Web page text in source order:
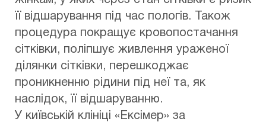
її відшарування під час пологів. Також
процедура покращує кровопостачання
сітківки, поліпшує живлення ураженої
ділянки сітківки, перешкоджає
проникненню рідини під неї та, як
наслідок, її відшаруванню.
У київській клініці «Ексімер» за